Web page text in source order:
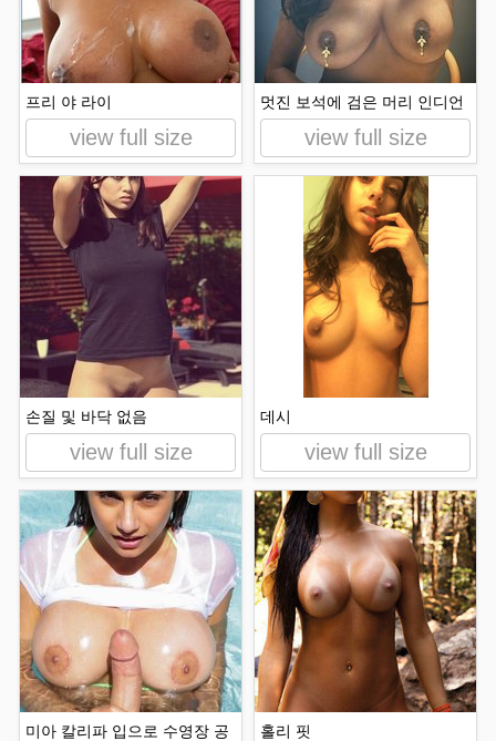
프리 야 라이
view full size
멋진 보석에 검은 머리 인디언
view full size
손질 및 바닥 없음
view full size
데시
view full size
미아 칼리파 입으로 수영장 공
홀리 핏